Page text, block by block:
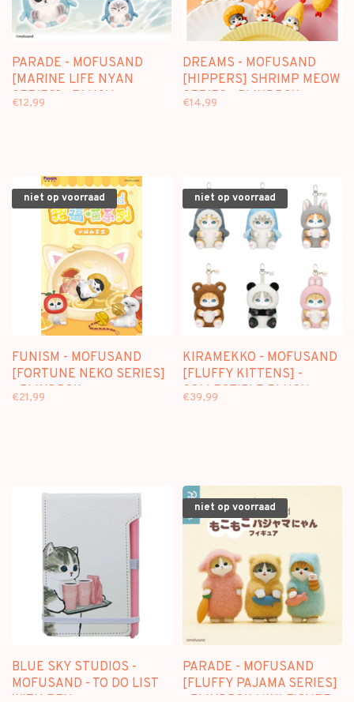
PARADE - MOFUSAND
[MARINE LIFE NYAN
SERIES] - PLUSH
€12,99
DREAMS - MOFUSAND
[HIPPERS] SHRIMP MEOW
SERIES - BLINDBOX
€14,99
niet op voorraad
FUNISM - MOFUSAND
[FORTUNE NEKO SERIES]
- BLINDBOX
€21,99
niet op voorraad
KIRAMEKKO - MOFUSAND
[FLUFFY KITTENS] -
COLLECTIBLE PLUSH
€39,99
BLUE SKY STUDIOS -
MOFUSAND - TO DO LIST
niet op voorraad
PARADE - MOFUSAND
[FLUFFY PAJAMA SERIES]